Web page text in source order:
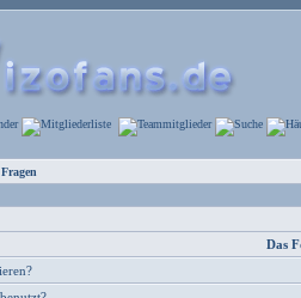
Das